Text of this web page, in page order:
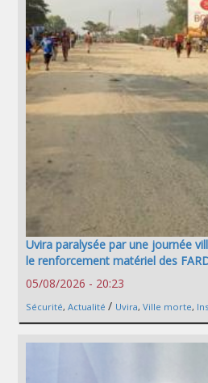
Uvira paralysée par une journée
le renforcement matériel des
05/08/2026 - 20:23
Sécurité, Actualité / Uvira, Ville morte,